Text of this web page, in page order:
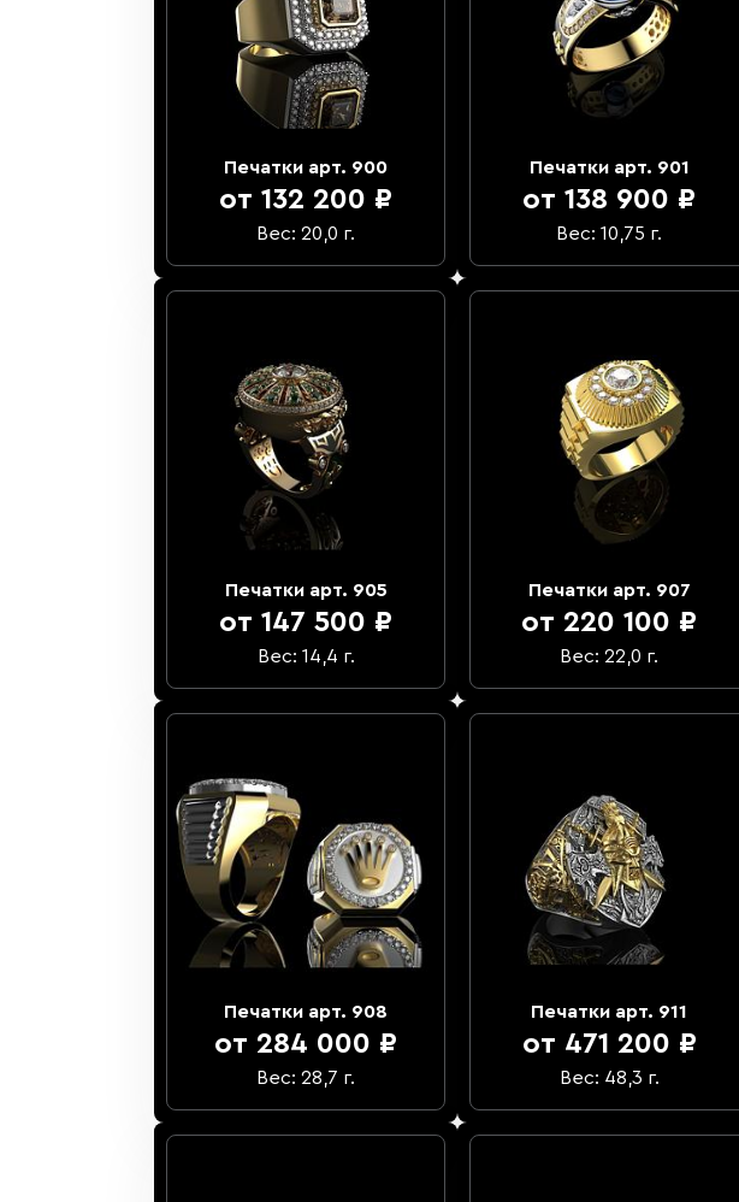
Печатки арт. 900
от 132 200 ₽
Вес: 20,0 г.
Печатки арт. 901
от 138 900 ₽
Вес: 10,75 г.
Печатки арт. 905
от 147 500 ₽
Вес: 14,4 г.
Печатки арт. 907
от 220 100 ₽
Вес: 22,0 г.
Печатки арт. 908
от 284 000 ₽
Вес: 28,7 г.
Печатки арт. 911
от 471 200 ₽
Вес: 48,3 г.